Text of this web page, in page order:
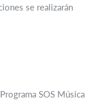
se realizarán
SOS Música